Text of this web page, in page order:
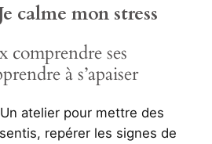
calme mon stress
comprendre ses
à s’apaiser
atelier pour mettre des
repérer les signes de